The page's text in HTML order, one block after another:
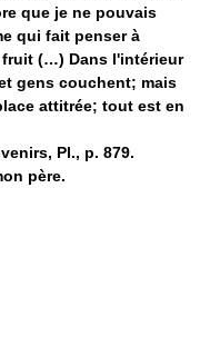
que je ne pouvais
qui fait penser à
(…) Dans l'intérieur
gens couchent; mais
attitrée; tout est en
Pl., p. 879.
père.